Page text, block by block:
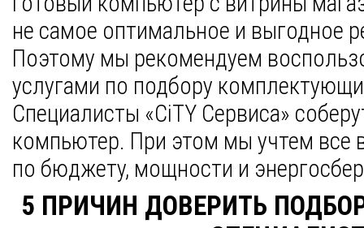
не самое оптимальное и выгодное
Поэтому мы рекомендуем
услугами по подбору
Специалисты «CiTY Сервиса»
компьютер. При этом мы учтем все
по бюджету, мощности и
5 ПРИЧИН ДОВЕРИТЬ